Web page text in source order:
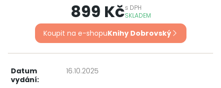
899 Kčs DPH
SKLADEM
Koupit na e-shopuKnihy Dobrovský
Datum
vydání:
16.10.2025